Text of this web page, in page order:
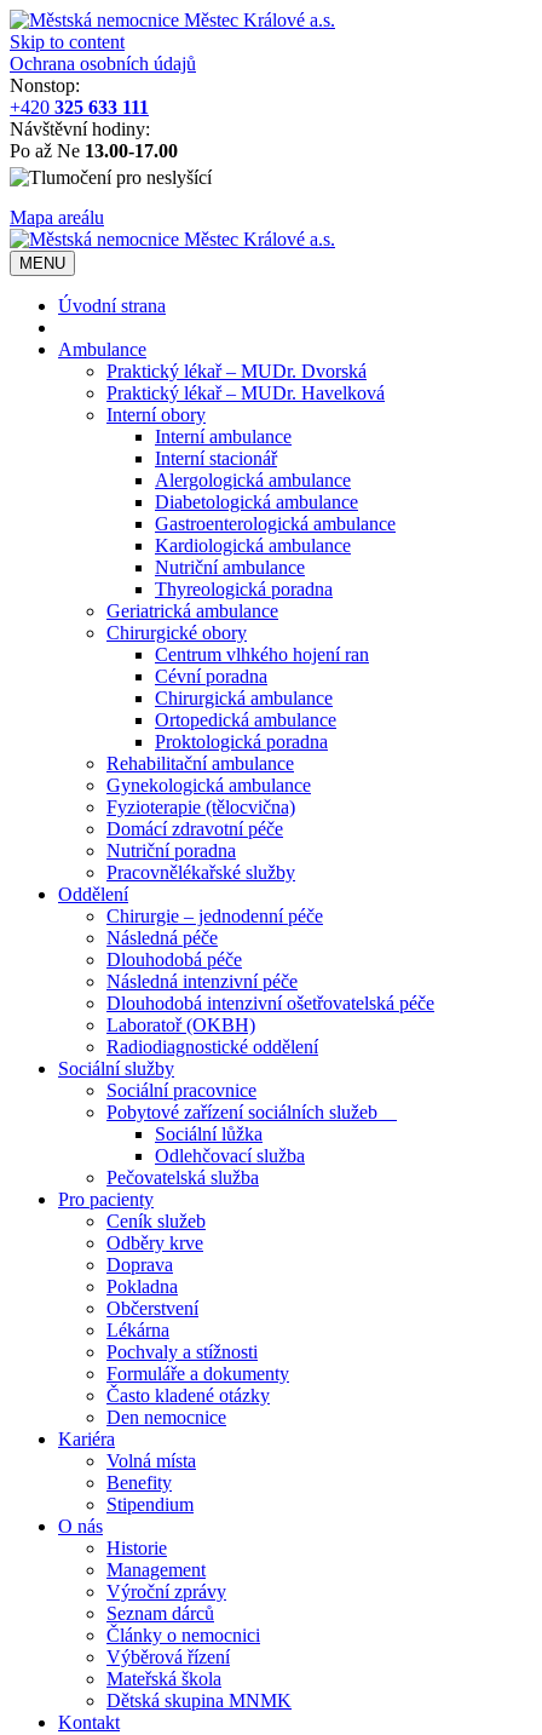
Skip to content
Ochrana osobních údajů
Nonstop:
+420 325 633 111
Návštěvní hodiny:
Po až Ne 13.00-17.00
Mapa areálu
MENU
Úvodní strana
Ambulance
Praktický lékař – MUDr. Dvorská
Praktický lékař – MUDr. Havelková
Interní obory
Interní ambulance
Interní stacionář
Alergologická ambulance
Diabetologická ambulance
Gastroenterologická ambulance
Kardiologická ambulance
Nutriční ambulance
Thyreologická poradna
Geriatrická ambulance
Chirurgické obory
Centrum vlhkého hojení ran
Cévní poradna
Chirurgická ambulance
Ortopedická ambulance
Proktologická poradna
Rehabilitační ambulance
Gynekologická ambulance
Fyzioterapie (tělocvična)
Domácí zdravotní péče
Nutriční poradna
Pracovnělékařské služby
Oddělení
Chirurgie – jednodenní péče
Následná péče
Dlouhodobá péče
Následná intenzivní péče
Dlouhodobá intenzivní ošetřovatelská péče
Laboratoř (OKBH)
Radiodiagnostické oddělení
Sociální služby
Sociální pracovnice
Pobytové zařízení sociálních služeb
Sociální lůžka
Odlehčovací služba
Pečovatelská služba
Pro pacienty
Ceník služeb
Odběry krve
Doprava
Pokladna
Občerstvení
Lékárna
Pochvaly a stížnosti
Formuláře a dokumenty
Často kladené otázky
Den nemocnice
Kariéra
Volná místa
Benefity
Stipendium
O nás
Historie
Management
Výroční zprávy
Seznam dárců
Články o nemocnici
Výběrová řízení
Mateřská škola
Dětská skupina MNMK
Kontakt